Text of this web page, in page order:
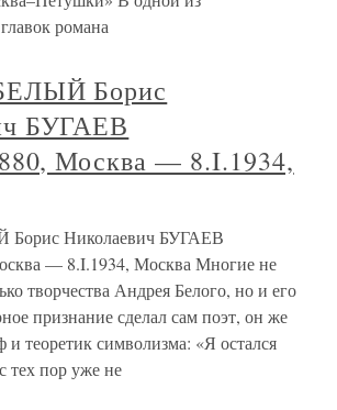
романа
Борис
БУГАЕВ
Москва — 8.I.1934,
Николаевич БУГАЕВ
— 8.I.1934, Москва Многие не
творчества Андрея Белого, но и его
признание сделал сам поэт, он же
и теоретик символизма: «Я остался
тех пор уже не